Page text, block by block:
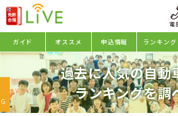
ガイド オススメ 申込情報 ランキング
過去に人気の自動
ランキングを調